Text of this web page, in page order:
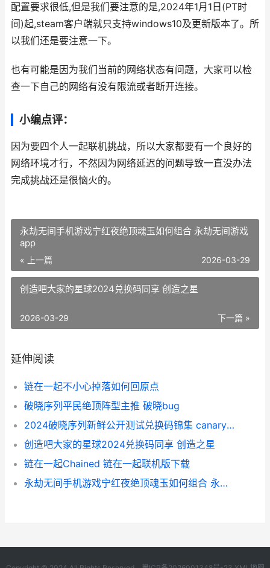
配置要求很低,但是我们要注意的是,2024年1月1日(PT时
间)起,steam客户端就只支持windows10及更新版本了。所
以我们还是要注意一下。
也有可能是因为我们当前的网络状态有问题，大家可以检
查一下自己的网络有没有限流或者断开连接。
小编点评：
因为要四个人一起联机挑战，所以大家都要有一个良好的
网络环境才行，不然因为网络延迟的问题导致一直没办法
完成挑战还是很恼火的。
永劫无间手机游戏宁红夜绝顶魂玉如何组合 永劫无间游戏
app
« 上一篇 2026-03-29
创造吧大家的星球2024兑换码同享 创造之星
下一篇 »
2026-03-29
延伸阅读
链在一起不小心掉落如何回原点
破晓序列平民绝顶阵型主推 破晓bug
2024破晓序列新鲜公开测试兑换码锦集 canary 破晓
创造吧大家的星球2024兑换码同享 创造之星
链在一起Chained 链在一起联机版下载
永劫无间手机游戏宁红夜绝顶魂玉如何组合 永劫无间游戏app